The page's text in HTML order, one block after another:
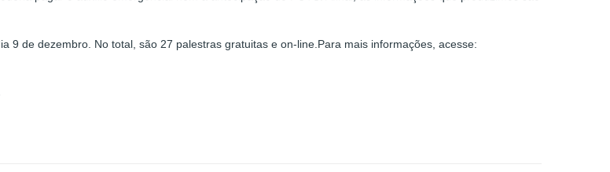
9 de dezembro. No total, são 27 palestras gratuitas e on-line.Para mais informações, acesse: